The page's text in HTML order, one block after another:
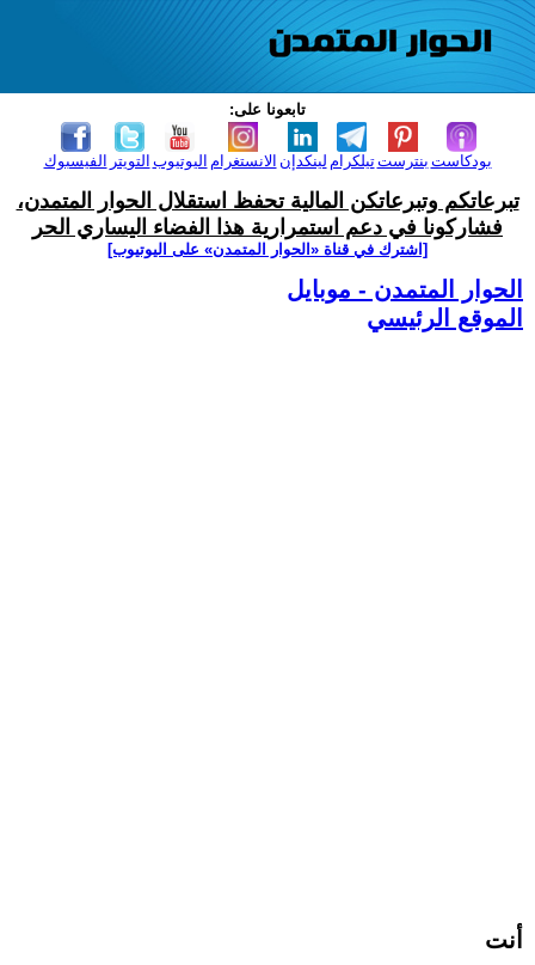
تابعونا على:
الفيسبوك التويتر اليوتيوب الانستغرام لينكدإن تيلكرامبنترست بودكاست
تبرعاتكم وتبرعاتكن المالية تحفظ استقلال الحوار المتمدن،
فشاركونا في دعم استمرارية هذا الفضاء اليساري الحر
[اشترك في قناة ‫«الحوار المتمدن» على اليوتيوب]
الحوار المتمدن - موبايل
الموقع الرئيسي
أنت